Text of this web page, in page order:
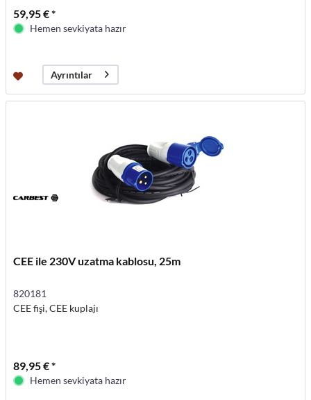
59,95 € *
Hemen sevkiyata hazır
Ayrıntılar
CEE ile 230V uzatma kablosu, 25m
820181
CEE fişi, CEE kuplajı
89,95 € *
Hemen sevkiyata hazır